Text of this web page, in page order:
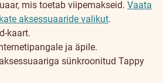
mis toetab viipemakseid. Vaata
aksessuaaride valikut.
kaart.
ja äpile.
sünkroonitud Tappy